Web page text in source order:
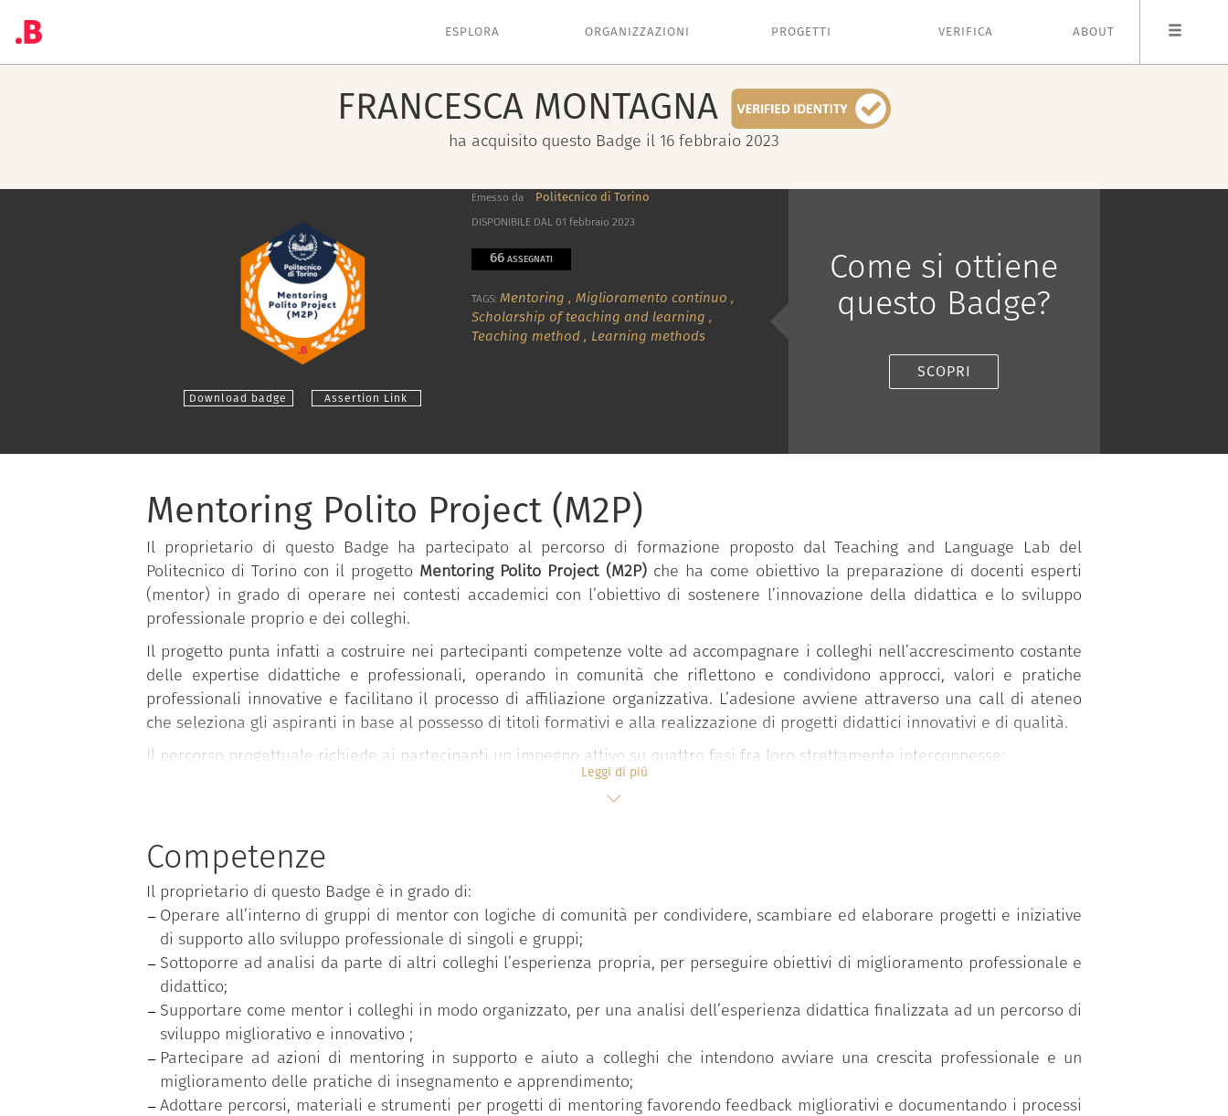
ESPLORA ORGANIZZAZIONI PROGETTI VERIFICA ABOUT
FRANCESCA MONTAGNA
ha acquisito questo Badge il 16 febbraio 2023
Download badge Assertion Link
Emesso da Politecnico di Torino
DISPONIBILE DAL 01 febbraio 2023
66 ASSEGNATI
TAGS: Mentoring ,Miglioramento continuo ,
Scholarship of teaching and learning ,
Teaching method , Learning methods
Come si ottiene
questo Badge?
SCOPRI
Mentoring Polito Project (M2P)
Il proprietario di questo Badge ha partecipato al percorso di formazione proposto dal Teaching and Language Lab del
Politecnico di Torino con il progetto Mentoring Polito Project (M2P)che ha come obiettivo la preparazione di docenti esperti
(mentor) in grado di operare nei contesti accademici con l’obiettivo di sostenere l’innovazione della didattica e lo sviluppo
professionale proprio e dei colleghi.
Il progetto punta infatti a costruire nei partecipanti competenze volte ad accompagnare i colleghi nell’accrescimento costante
delle expertise didattiche e professionali, operando in comunità che riflettono e condividono approcci, valori e pratiche
professionali innovative e facilitano il processo di affiliazione organizzativa. L’adesione avviene attraverso una call di ateneo
che seleziona gli aspiranti in base al possesso di titoli formativi e alla realizzazione di progetti didattici innovativi e di qualità.
Il percorso progettuale richiede ai partecipanti un impegno attivo su quattro fasi fra loro strettamente interconnesse:
interpretazione delle dinamiche relazionali e dei processi di accompagnamento e supporto, dall’altro lato si valida
l’impiego degli strumenti del mentoring (accordo etico, peer-observation, relazione fra pari, coinvolgimento degli studenti,
utilizzo di procedure e dispositivi di analisi, …);
una fase di supervisione come spazio di rielaborazione personale e di gruppo utile per rafforzare i livelli di
consapevolezza in merito agli approcci relazionali, ai valori e alle pratiche adottate;
una fase di valutazione del progetto diretta a individuare aspetti positivi e critici dell’esperienza, in vista di possibili
miglioramenti e per azioni di sviluppo implementale del mentoring nel contesto dell’ateneo.
Leggi di più
Competenze
Il proprietario di questo Badge è in grado di:
Operare all’interno di gruppi di mentor con logiche di comunità per condividere, scambiare ed elaborare progetti e iniziative
di supporto allo sviluppo professionale di singoli e gruppi;
Sottoporre ad analisi da parte di altri colleghi l’esperienza propria, per perseguire obiettivi di miglioramento professionale e
didattico;
Supportare come mentor i colleghi in modo organizzato, per una analisi dell’esperienza didattica finalizzata ad un percorso di
sviluppo migliorativo e innovativo ;
Partecipare ad azioni di mentoring in supporto e aiuto a colleghi che intendono avviare una crescita professionale e un
miglioramento delle pratiche di insegnamento e apprendimento;
Adottare percorsi, materiali e strumenti per progetti di mentoring favorendo feedback migliorativi e documentando i processi